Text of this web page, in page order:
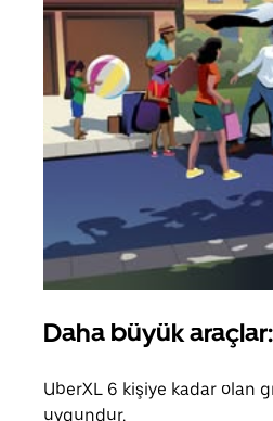
Daha büyük
UberXL 6 kişiye kadar olan
uygundur.